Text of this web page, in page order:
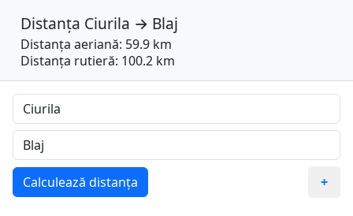
Distanța Ciurila → Blaj
Distanța aeriană: 59.9 km
Distanța rutieră: 100.2 km
Calculează distanța +